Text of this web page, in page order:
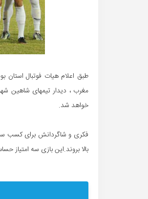
طبق اعلام هیات فوتبال
خواهد شد.
فکری و شاگردانش برای کسب سه
بالا بروند.این بازی سه